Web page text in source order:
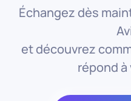
Échangez dès
et découvrez
répond